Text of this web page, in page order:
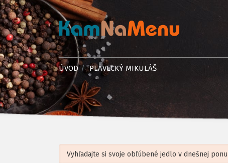
ÚVOD PLAVECKÝ MIKULÁŠ